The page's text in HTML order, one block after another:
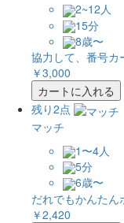
2~12人
15分
8歳〜
協力して、番号カ
￥3,000
カートに入れる
残り2点
マッチ
1〜4人
5分
6歳〜
だれでもかんたん
￥2,420